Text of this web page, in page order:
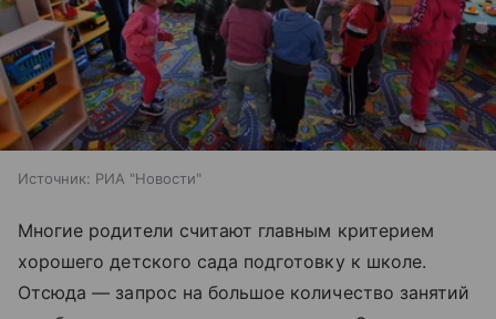
Источник: РИА "Новости"
Многие родители считают главным критерием
хорошего детского сада подготовку к школе.
Отсюда — запрос на большое количество занятий